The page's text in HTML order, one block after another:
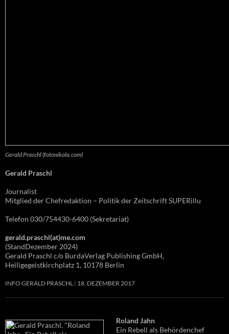
Gerald Praschl (fotonikola.com)
Gerald Praschl
Journalist
Mitglied der Chefredaktion – Politik der Zeitschrift SUPERillu
Telefon 030/754430-6400 (Sekretariat)
gerald.praschl(at)me.com
(StandDezember 2024)
Gerald Praschl c/o BurdaVerlag Publishing GmbH,
Heiligegeistkirchplatz 1, 10178 Berlin
INFO GERALD PRASCHL 18. DEZEMBER 2017
Roland Jahn
Ein Rebell als Behördenchef